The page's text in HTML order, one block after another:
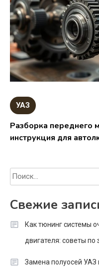
УАЗ
Разборка переднего
инструкция для
Свежие
Как тюнинг системы
двигателя: советы по
Замена полуосей УАЗ